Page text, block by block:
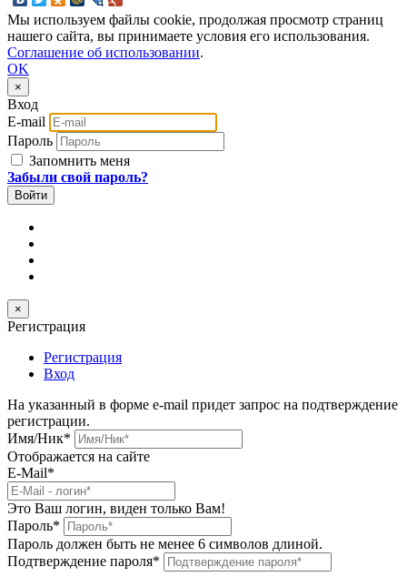
Мы используем файлы cookie, продолжая просмотр страниц
нашего сайта, вы принимаете условия его использования.
Соглашение об использовании.
OK
×
Вход
E-mail
Пароль
Запомнить меня
Забыли свой пароль?
×
Регистрация
Регистрация
Вход
На указанный в форме e-mail придет запрос на подтверждение
регистрации.
Имя/Ник*
Отображается на сайте
E-Mail*
Это Ваш логин, виден только Вам!
Пароль*
Пароль должен быть не менее 6 символов длиной.
Подтверждение пароля*